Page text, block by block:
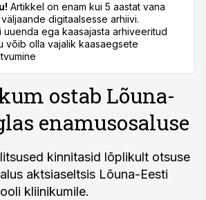
Artikkel on enam kui 5 aastat vana
digitaalsesse arhiivi.
uuenda ega kaasajasta arhiveeritud
võib olla vajalik kaasaegsete
ostab Lõuna-
enamusosaluse
kinnitasid lõplikult otsuse
aktsiaseltsis Lõuna-Eesti
kliinikumile.